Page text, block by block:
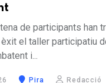
de participants han
el taller participatiu
i...
Pira Redacció